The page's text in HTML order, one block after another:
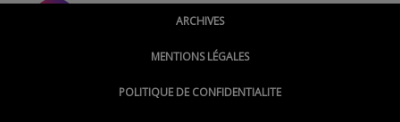
@montpellierpoinginfo
ARCHIVES
MENTIONS LÉGALES
POLITIQUE DE CONFIDENTIALITE